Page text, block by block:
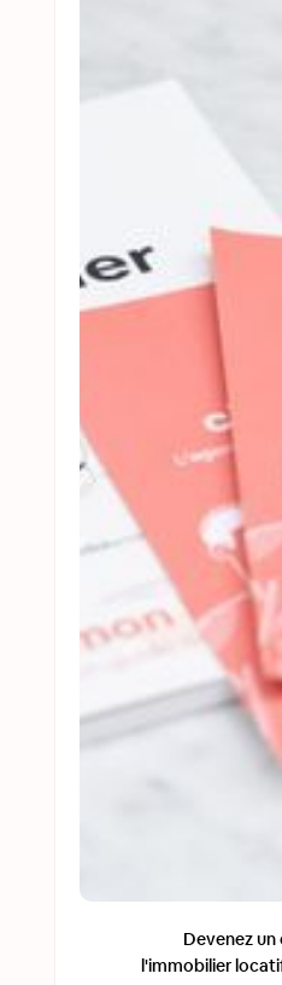
Devenez
l'immobilier